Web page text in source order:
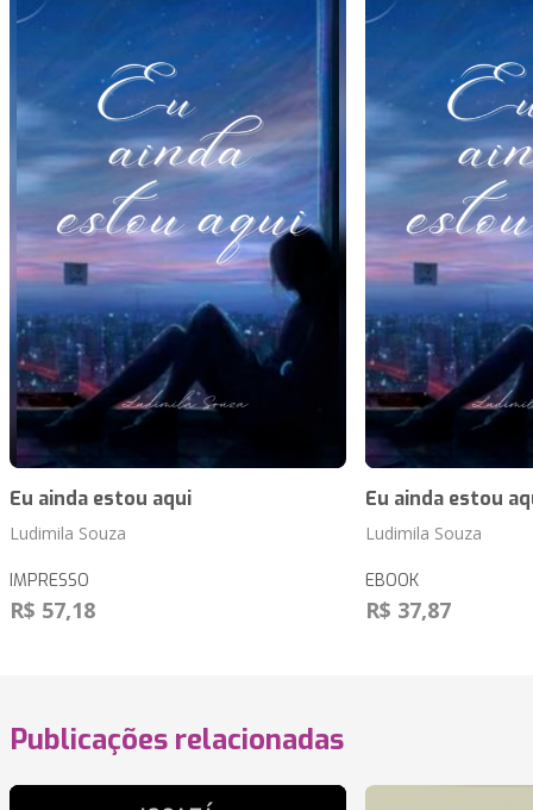
Eu ainda estou aqui
Ludimila Souza
IMPRESSO
R$ 57,18
Eu ainda estou
Ludimila Souza
EBOOK
R$ 37,87
Publicações relacionadas